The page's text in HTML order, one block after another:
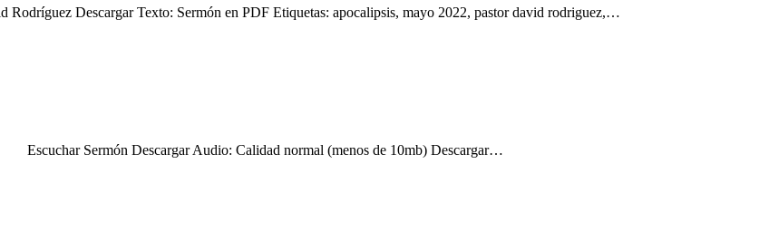
Descargar Texto: Sermón en PDF Etiquetas: apocalipsis, mayo 2022, pastor david rodriguez,…
Sermón Descargar Audio: Calidad normal (menos de 10mb) Descargar…